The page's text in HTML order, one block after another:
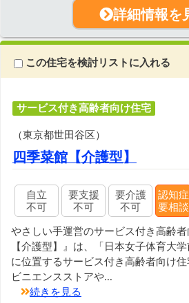
詳細情報を
この住宅を検討リストに入れる
サービス付き高齢者向け住宅
（東京都世田谷区）
四季菜館【介護型】
自立
不可
要支援
不可
要介護
不可
認知症
要相談
やさしい手運営のサービス付き高齢
【介護型】』は、「日本女子体育大
に位置するサービス付き高齢者向け
ビニエンスストアや...
続きを見る